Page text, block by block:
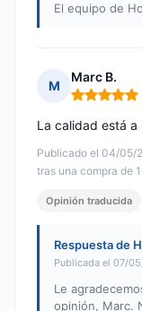
El equipo de
M
Marc B.
Nota: 5 de 5
Publicado el 04/05/
tras una compra de
La calidad está a
Opinión traducida
Respuesta de
Publicada el 07/
Le
opinión, Marc.